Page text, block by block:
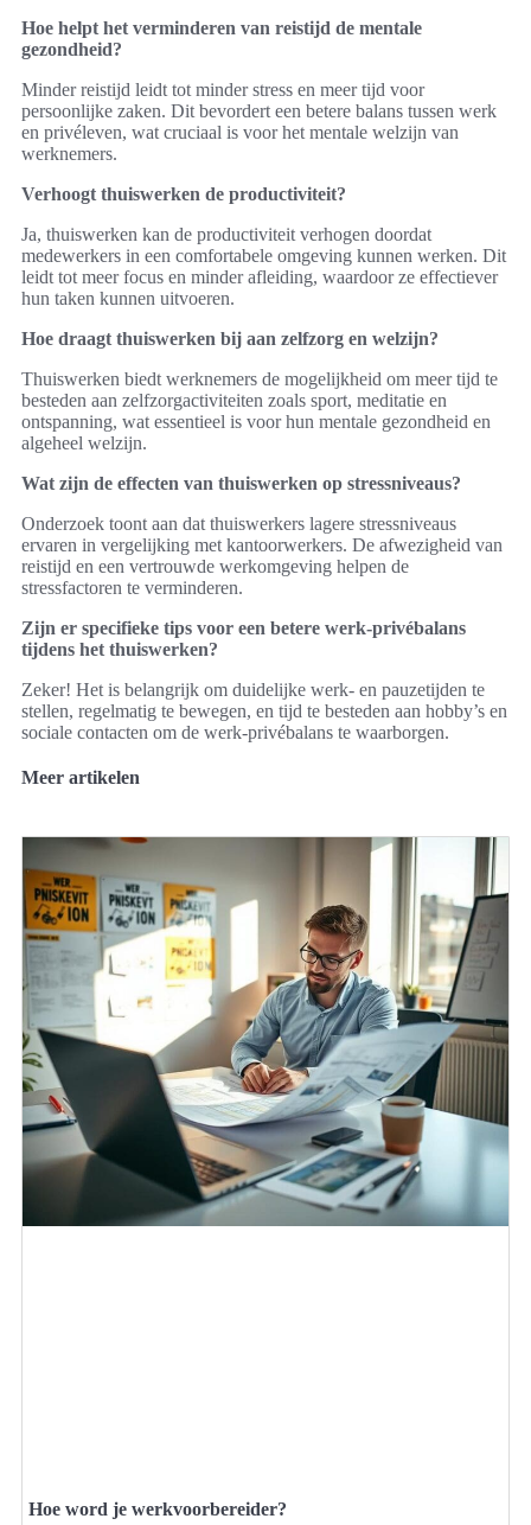
Hoe helpt het verminderen van reistijd de mentale
gezondheid?
Minder reistijd leidt tot minder stress en meer tijd voor
persoonlijke zaken. Dit bevordert een betere balans tussen werk
en privéleven, wat cruciaal is voor het mentale welzijn van
werknemers.
Verhoogt thuiswerken de productiviteit?
Ja, thuiswerken kan de productiviteit verhogen doordat
medewerkers in een comfortabele omgeving kunnen werken. Dit
leidt tot meer focus en minder afleiding, waardoor ze effectiever
hun taken kunnen uitvoeren.
Hoe draagt thuiswerken bij aan zelfzorg en welzijn?
Thuiswerken biedt werknemers de mogelijkheid om meer tijd te
besteden aan zelfzorgactiviteiten zoals sport, meditatie en
ontspanning, wat essentieel is voor hun mentale gezondheid en
algeheel welzijn.
Wat zijn de effecten van thuiswerken op stressniveaus?
Onderzoek toont aan dat thuiswerkers lagere stressniveaus
ervaren in vergelijking met kantoorwerkers. De afwezigheid van
reistijd en een vertrouwde werkomgeving helpen de
stressfactoren te verminderen.
Zijn er specifieke tips voor een betere werk-privébalans
tijdens het thuiswerken?
Zeker! Het is belangrijk om duidelijke werk- en pauzetijden te
stellen, regelmatig te bewegen, en tijd te besteden aan hobby’s en
sociale contacten om de werk-privébalans te waarborgen.
Meer artikelen
Hoe word je werkvoorbereider?